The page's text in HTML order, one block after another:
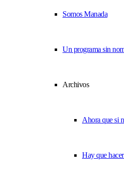
Somos Manada
Un programa sin
Archivos
Ahora que si
Hay que